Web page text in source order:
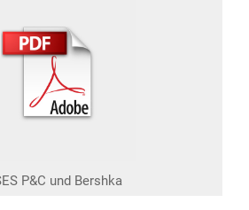
P&C und Bershka